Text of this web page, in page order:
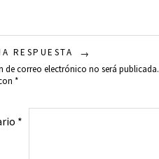
RESPUESTA
de correo electrónico no será publicada.
*
*